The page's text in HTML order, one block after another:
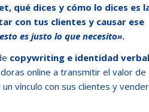
qué dices y cómo lo dices es
con tus clientes y causar ese
es justo lo que necesito».
copywriting e identidad verbal
online a transmitir el valor de
vínculo con sus clientes y vender